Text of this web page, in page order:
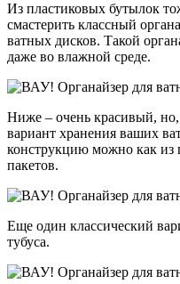
Из пластиковых бутылок
смастерить классный
ватных дисков. Такой
даже во влажной среде.
Ниже – очень красивый,
вариант хранения ваших
конструкцию можно как из
пакетов.
Еще один классический
тубуса.